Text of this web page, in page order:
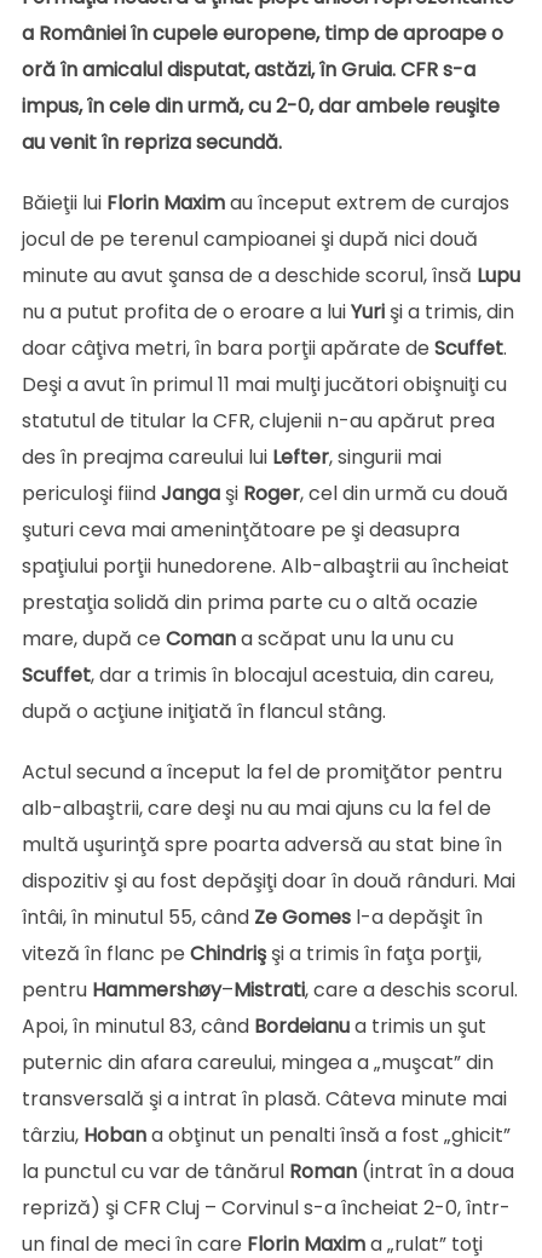
a României în cupele europene, timp de aproape o
oră în amicalul disputat, astăzi, în Gruia. CFR s-a
impus, în cele din urmă, cu 2-0, dar ambele reuşite
au venit în repriza secundă.
Băieţii lui Florin Maximau început extrem de curajos
jocul de pe terenul campioanei şi după nici două
minute au avut şansa de a deschide scorul, însă Lupu
nu a putut profita de o eroare a luiYurişi a trimis, din
doar câţiva metri, în bara porţii apărate de Scuffet.
Deşi a avut în primul 11 mai mulţi jucători obişnuiţi cu
statutul de titular la CFR, clujenii n-au apărut prea
des în preajma careului lui Lefter, singurii mai
periculoşi fiindJangaşi Roger, cel din urmă cu două
şuturi ceva mai ameninţătoare pe şi deasupra
spaţiului porţii hunedorene. Alb-albaştrii au încheiat
prestaţia solidă din prima parte cu o altă ocazie
mare, după ce Comana scăpat unu la unu cu
Scuffet, dar a trimis în blocajul acestuia, din careu,
după o acţiune iniţiată în flancul stâng.
Actul secund a început la fel de promiţător pentru
alb-albaştrii, care deşi nu au mai ajuns cu la fel de
multă uşurinţă spre poarta adversă au stat bine în
dispozitiv şi au fost depăşiţi doar în două rânduri. Mai
întâi, în minutul 55, când ZeGomesl-a depăşit în
viteză în flanc pe Chindrişşi a trimis în faţa porţii,
pentru Hammershøy–Mistrati, care a deschis scorul.
Apoi, în minutul 83, când Bordeianua trimis un şut
puternic din afara careului, mingea a „muşcat” din
transversală şi a intrat în plasă. Câteva minute mai
târziu, Hobana obţinut un penalti însă a fost „ghicit”
la punctul cu var de tânărul Roman(intrat în a doua
repriză) şi CFR Cluj – Corvinul s-a încheiat 2-0, într-
un final de meci în care Florin Maxima „rulat” toţi